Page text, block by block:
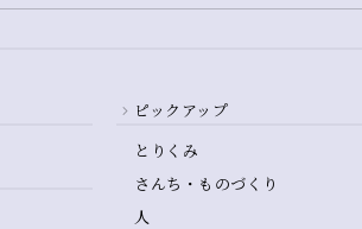
ピックアップ
とりくみ
さんち・ものづくり
人